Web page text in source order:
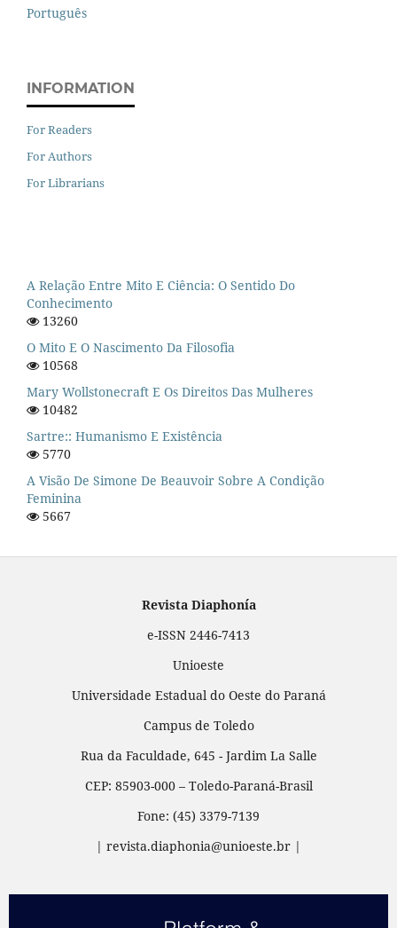
Português
INFORMATION
For Readers
For Authors
For Librarians
A Relação Entre Mito E Ciência: O Sentido Do
Conhecimento
13260
O Mito E O Nascimento Da Filosofia
10568
Mary Wollstonecraft E Os Direitos Das Mulheres
10482
Sartre:: Humanismo E Existência
5770
A Visão De Simone De Beauvoir Sobre A Condição
Feminina
5667
Revista Diaphonía
e-ISSN 2446-7413
Unioeste
Universidade Estadual do Oeste do Paraná
Campus de Toledo
Rua da Faculdade, 645 - Jardim La Salle
CEP: 85903-000 – Toledo-Paraná-Brasil
Fone: (45) 3379-7139
| revista.diaphonia@unioeste.br |